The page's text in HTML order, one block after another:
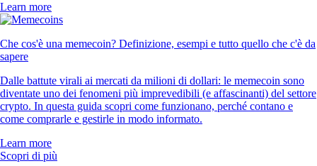
Learn more
Che cos'è una memecoin? Definizione, esempi e tutto quello che c'è da
sapere
Dalle battute virali ai mercati da milioni di dollari: le memecoin sono
diventate uno dei fenomeni più imprevedibili (e affascinanti) del settore
crypto. In questa guida scopri come funzionano, perché contano e
come comprarle e gestirle in modo informato.
Learn more
Scopri di più